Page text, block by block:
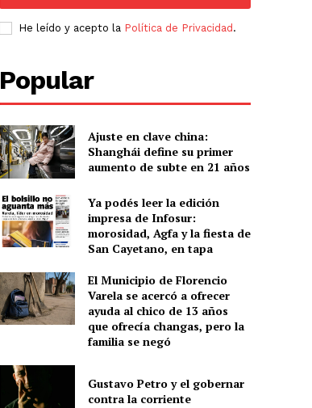
He leído y acepto la Política de Privacidad .
Popular
Ajuste en clave china:
Shanghái define su primer
aumento de subte en 21 años
Ya podés leer la edición
impresa de Infosur:
morosidad, Agfa y la fiesta de
San Cayetano, en tapa
El Municipio de Florencio
Varela se acercó a ofrecer
ayuda al chico de 13 años
que ofrecía changas, pero la
familia se negó
Gustavo Petro y el gobernar
contra la corriente